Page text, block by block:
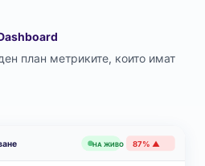
план метриките, които имат
НА ЖИВО 87% ▲